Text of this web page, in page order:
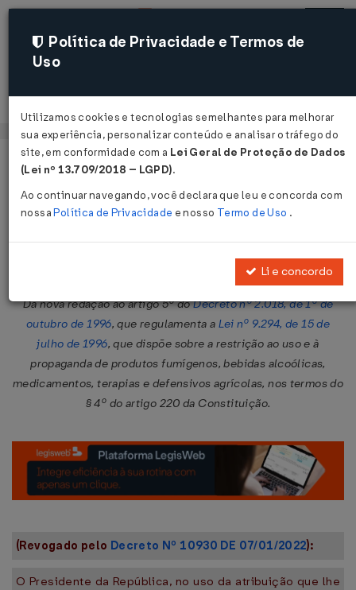
Acessar
Página Inicial Legislações
Decreto Nº 3157 DE 27/08/1999
Publicado no DOU em 28 ago 1999
Dá nova redação ao artigo 5º doDecreto nº 2.018, de 1º de
outubro de 1996, que regulamenta a Lei nº 9.294, de 15 de
julho de 1996, que dispõe sobre a restrição ao uso e à
propaganda de produtos fumígenos, bebidas alcoólicas,
medicamentos, terapias e defensivos agrícolas, nos termos do
§ 4º do artigo 220 da Constituição.
(Revogado pelo Decreto Nº 10930 DE 07/01/2022):
O Presidente da República, no uso da atribuição que lhe
Política de Privacidade e Termos de
Uso
Utilizamos cookies e tecnologias semelhantes para melhorar
sua experiência, personalizar conteúdo e analisar o tráfego do
site, em conformidade com a Lei Geral de Proteção de Dados
(Lei nº 13.709/2018 – LGPD).
Ao continuar navegando, você declara que leu e concorda com
nossaPolítica de Privacidade e nosso Termo de Uso .
Li e concordo